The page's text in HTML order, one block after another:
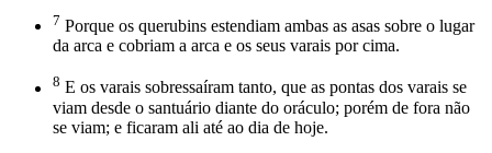
7 Porque os querubins estendiam ambas as asas sobre o lugar
da arca e cobriam a arca e os seus varais por cima.
8 E os varais sobressaíram tanto, que as pontas dos varais se
viam desde o santuário diante do oráculo; porém de fora não
se viam; e ficaram ali até ao dia de hoje.